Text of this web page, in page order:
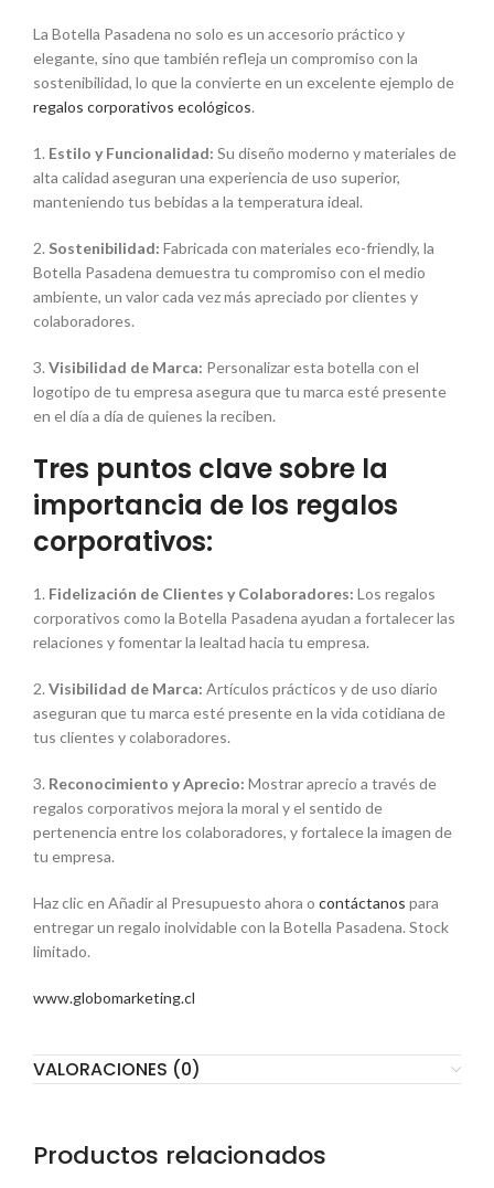
La Botella Pasadena no solo es un accesorio práctico y
elegante, sino que también refleja un compromiso con la
sostenibilidad, lo que la convierte en un excelente ejemplo de
regalos corporativos ecológicos.
1. Estilo y Funcionalidad: Su diseño moderno y materiales de
alta calidad aseguran una experiencia de uso superior,
manteniendo tus bebidas a la temperatura ideal.
2. Sostenibilidad: Fabricada con materiales eco-friendly, la
Botella Pasadena demuestra tu compromiso con el medio
ambiente, un valor cada vez más apreciado por clientes y
colaboradores.
3. Visibilidad de Marca: Personalizar esta botella con el
logotipo de tu empresa asegura que tu marca esté presente
en el día a día de quienes la reciben.
Tres puntos clave sobre la
importancia de los regalos
corporativos:
1. Fidelización de Clientes y Colaboradores: Los regalos
corporativos como la Botella Pasadena ayudan a fortalecer las
relaciones y fomentar la lealtad hacia tu empresa.
2. Visibilidad de Marca: Artículos prácticos y de uso diario
aseguran que tu marca esté presente en la vida cotidiana de
tus clientes y colaboradores.
3. Reconocimiento y Aprecio: Mostrar aprecio a través de
regalos corporativos mejora la moral y el sentido de
pertenencia entre los colaboradores, y fortalece la imagen de
tu empresa.
Haz clic en Añadir al Presupuesto ahora o contáctanos para
entregar un regalo inolvidable con la Botella Pasadena. Stock
limitado.
www.globomarketing.cl
VALORACIONES (0)
Productos relacionados